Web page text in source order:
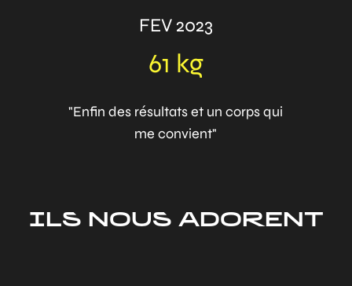
FEV 2023
61 kg
"Enfin des résultats et un corps qui
me convient"
ILS NOUS ADORENT